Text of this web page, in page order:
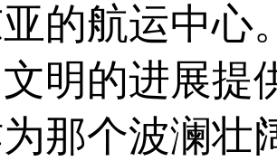
的航运中心
明的进展提
那个波澜壮